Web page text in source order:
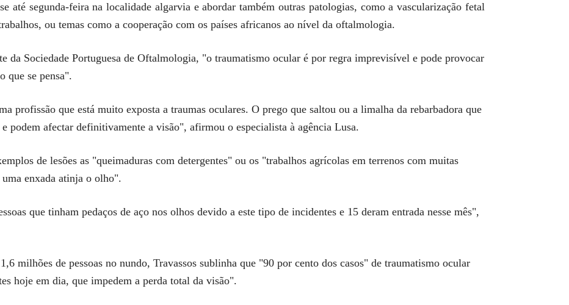
até segunda-feira na localidade algarvia e abordar também outras patologias, como a vascularização fetal
ou temas como a cooperação com os países africanos ao nível da oftalmologia.
da Sociedade Portuguesa de Oftalmologia, "o traumatismo ocular é por regra imprevisível e pode provocar
que se pensa".
profissão que está muito exposta a traumas oculares. O prego que saltou ou a limalha da rebarbadora que
podem afectar definitivamente a visão", afirmou o especialista à agência Lusa.
de lesões as "queimaduras com detergentes" ou os "trabalhos agrícolas em terrenos com muitas
enxada atinja o olho".
que tinham pedaços de aço nos olhos devido a este tipo de incidentes e 15 deram entrada nesse mês",
milhões de pessoas no nundo, Travassos sublinha que "90 por cento dos casos" de traumatismo ocular
hoje em dia, que impedem a perda total da visão".